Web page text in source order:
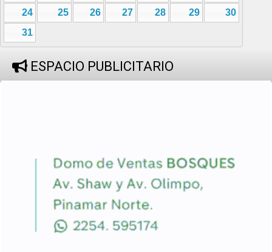
24
25 26 27 28 29
30
31
ESPACIO PUBLICITARIO